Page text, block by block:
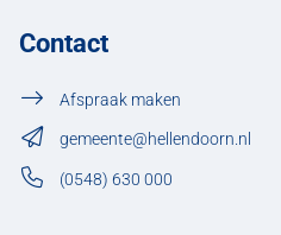
Contact
Afspraak maken
gemeente@hellendoorn.nl
(0548) 630 000